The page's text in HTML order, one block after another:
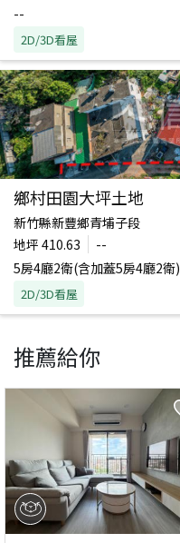
--
2D/3D看屋
鄉村田園大坪土地
新竹縣新豐鄉青埔子段
地坪 410.63
--
5房4廳2衛(含加蓋5房4廳2衛)
2D/3D看屋
推薦給你